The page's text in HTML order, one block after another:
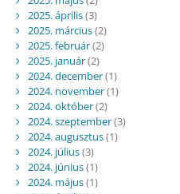
2025. április(3)
2025. március(2)
2025. február(2)
2025. január(2)
2024. december(1)
2024. november(1)
2024. október(2)
2024. szeptember(3)
2024. augusztus(1)
2024. július(3)
2024. június(1)
2024. május(1)